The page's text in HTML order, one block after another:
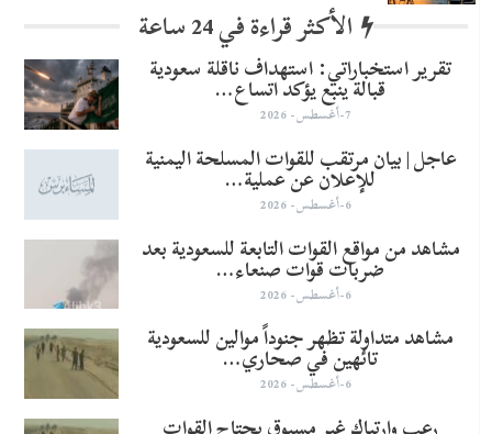
الأكثر قراءة في 24 ساعة
تقرير استخباراتي: استهداف ناقلة سعودية
قبالة ينبع يؤكد اتساع…
7-أغسطس- 2026
عاجل | بيان مرتقب للقوات المسلحة اليمنية
للإعلان عن عملية…
6-أغسطس- 2026
مشاهد من مواقع القوات التابعة للسعودية بعد
ضربات قوات صنعاء…
6-أغسطس- 2026
مشاهد متداولة تظهر جنوداً موالين للسعودية
تائهين في صحاري…
6-أغسطس- 2026